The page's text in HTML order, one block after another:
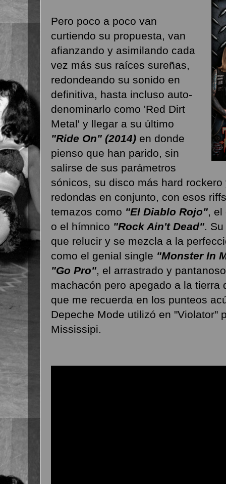
Pero poco a poco van
curtiendo su propuesta, van
afianzando y asimilando cada
vez más sus raíces sureñas,
redondeando su sonido en
definitiva, hasta incluso auto-
denominarlo como 'Red Dirt
Metal' y llegar a su último
"Ride On" (2014) en donde
pienso que han parido, sin
salirse de sus parámetros
sónicos, su disco más hard
redondas en conjunto, con esos
temazos como "El Diablo Rojo" ,
o el hímnico "Rock Ain't Dead" .
que relucir y se mezcla a la
como el genial single "Monster In
"Go Pro" , el arrastrado y
machacón pero apegado a la tierra
que me recuerda en los punteos
Depeche Mode utilizó en "Violator"
Mississipi.